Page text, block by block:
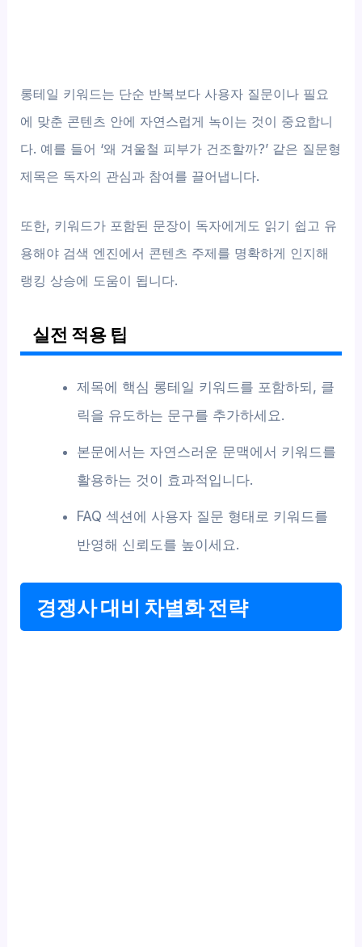
롱테일 키워드는 단순 반복보다 사용자 질문이나 필요
에 맞춘 콘텐츠 안에 자연스럽게 녹이는 것이 중요합니
다. 예를 들어 ‘왜 겨울철 피부가 건조할까?’ 같은 질문형
제목은 독자의 관심과 참여를 끌어냅니다.
또한, 키워드가 포함된 문장이 독자에게도 읽기 쉽고 유
용해야 검색 엔진에서 콘텐츠 주제를 명확하게 인지해
랭킹 상승에 도움이 됩니다.
실전 적용 팁
제목에 핵심 롱테일 키워드를 포함하되, 클
릭을 유도하는 문구를 추가하세요.
본문에서는 자연스러운 문맥에서 키워드를
활용하는 것이 효과적입니다.
FAQ 섹션에 사용자 질문 형태로 키워드를
반영해 신뢰도를 높이세요.
경쟁사 대비 차별화 전략